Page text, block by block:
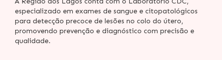
especializado em exames de sangue e citopatológicos
para detecção precoce de lesões no colo do útero,
promovendo prevenção e diagnóstico com precisão e
qualidade.